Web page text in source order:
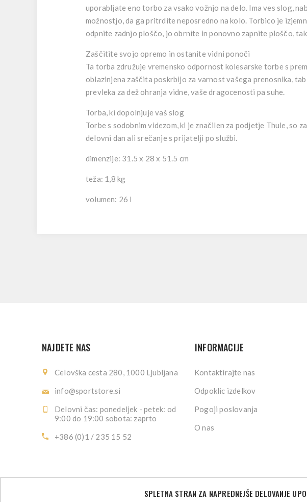
uporabljate eno torbo za vsako vožnjo na delo. Ima ves slog,
možnostjo, da ga pritrdite neposredno na kolo. Torbico je
odpnite zadnjo ploščo, jo obrnite in ponovno zapnite ploščo,
Zaščitite svojo opremo in ostanite vidni ponoči
Ta torba združuje vremensko odpornost kolesarske torbe s
oblazinjena zaščita poskrbijo za varnost vašega prenosnika,
prevleka za dež ohranja vidne, vaše dragocenosti pa suhe.
Torba, ki dopolnjuje vaš slog
Torbe s sodobnim videzom, ki je značilen za podjetje Thule,
delovni dan ali srečanje s prijatelji po službi.
dimenzije: 31.5 x 28 x 51.5 cm
teža: 1,8 kg
volumen: 26 l
NAJDETE NAS
Celovška cesta 280, 1000 Ljubljana
info@sportstore.si
Delovni čas: ponedeljek - petek: od
9:00 do 19:00 sobota: zaprto
+386 (0)1 / 235 15 52
INFORMACIJE
Kontaktirajte nas
Odpoklic izdelkov
Pogoji poslovanja
O nas
©2026
SPLETNA STRAN ZA NAPREDNEJŠE DELOVANJE